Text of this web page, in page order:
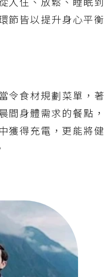
節皆以提升身心平衡
令食材規劃菜單，著
間身體需求的餐點，
獲得充電，更能將健